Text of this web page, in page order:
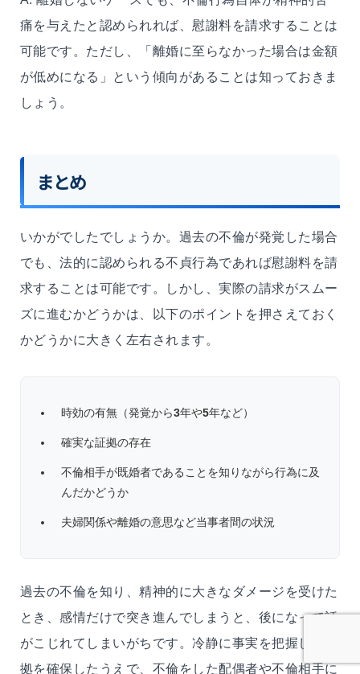
痛を与えたと認められれば、慰謝料を請求することは
可能です。ただし、「離婚に至らなかった場合は金額
が低めになる」という傾向があることは知っておきま
しょう。
まとめ
いかがでしたでしょうか。過去の不倫が発覚した場合
でも、法的に認められる不貞行為であれば慰謝料を請
求することは可能です。しかし、実際の請求がスムー
ズに進むかどうかは、以下のポイントを押さえておく
かどうかに大きく左右されます。
時効の有無（発覚から3年や5年など）
確実な証拠の存在
不倫相手が既婚者であることを知りながら行為に及
んだかどうか
夫婦関係や離婚の意思など当事者間の状況
過去の不倫を知り、精神的に大きなダメージを受けた
とき、感情だけで突き進んでしまうと、後になって話
がこじれてしまいがちです。冷静に事実を把握し、証
拠を確保したうえで、不倫をした配偶者や不倫相手に